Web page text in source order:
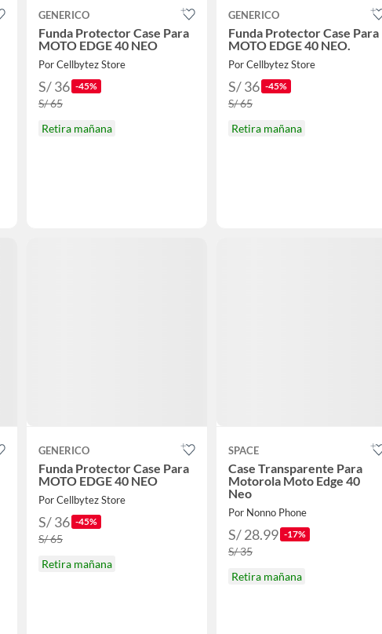
GENERICO
Funda Protector Case Para
MOTO EDGE 40 NEO
Por Cellbytez Store
S/ 36 -45%
S/ 65
Retira mañana
GENERICO
Funda Protector Case Para
MOTO EDGE 40 NEO.
Por Cellbytez Store
S/ 36 -45%
S/ 65
Retira mañana
GENERICO
Funda Protector Case Para
MOTO EDGE 40 NEO
Por Cellbytez Store
S/ 36 -45%
S/ 65
Retira mañana
SPACE
Case Transparente Para
Motorola Moto Edge 40
Neo
Por Nonno Phone
S/ 28.99 -17%
S/ 35
Retira mañana